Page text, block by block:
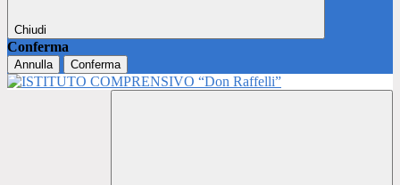
Chiudi
Conferma
Annulla Conferma